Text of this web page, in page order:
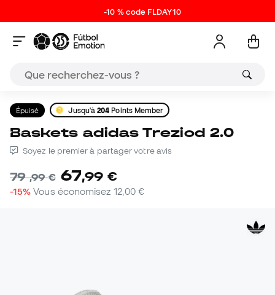
-10 % code FLDAY10
Épuisé Jusqu'à204 Points Member
Baskets adidas Treziod 2.0
Soyez le premier à partager votre avis
79,99 € 67,99 €
-15% Vous économisez 12,00 €